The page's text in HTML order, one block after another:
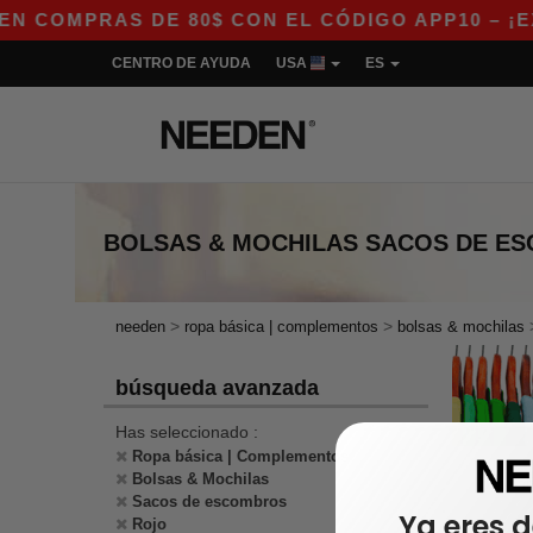
DE 80$ CON EL CÓDIGO APP10 –
CENTRO DE AYUDA USA ES
BOLSAS & MOCHILAS SACOS DE
needen > ropa básica | complementos > bolsas & mochilas
búsqueda avanzada
Has seleccionado :
Ropa básica | Complementos
Bolsas & Mochilas
Sacos de escombros
Rojo